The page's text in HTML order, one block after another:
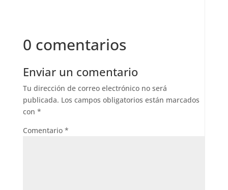
0 comentarios
Enviar un comentario
Tu dirección de correo electrónico no será
publicada. Los campos obligatorios están marcados
con *
Comentario *